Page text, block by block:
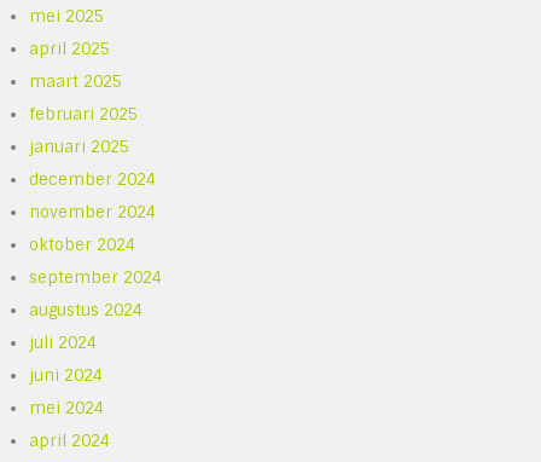
mei 2025
april 2025
maart 2025
februari 2025
januari 2025
december 2024
november 2024
oktober 2024
september 2024
augustus 2024
juli 2024
juni 2024
mei 2024
april 2024